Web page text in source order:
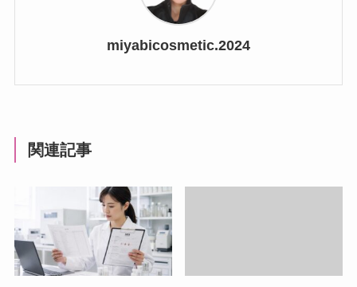
miyabicosmetic.2024
関連記事